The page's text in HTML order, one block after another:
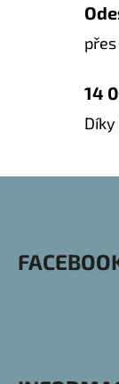
přes
14
Díky